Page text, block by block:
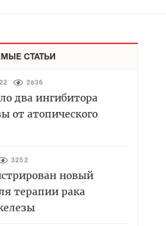
СТАТЬИ
2836
два ингибитора
от атопического
3252
новый
терапии рака